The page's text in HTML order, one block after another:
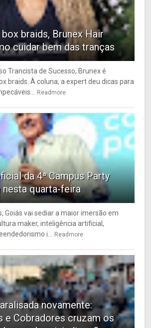
braids, Brunex Hair
cuidar bem das tranças
Trancista de Sucesso, Brunex é
braids. À coluna, a expert deu dicas para
Readmore
da 4ª Campus Party
nesta quarta-feira
Goiás vai sediar a maior imersão em
maker, inteligência artificial,
i... Readmore
novamente:
e Cobradores cruzam os